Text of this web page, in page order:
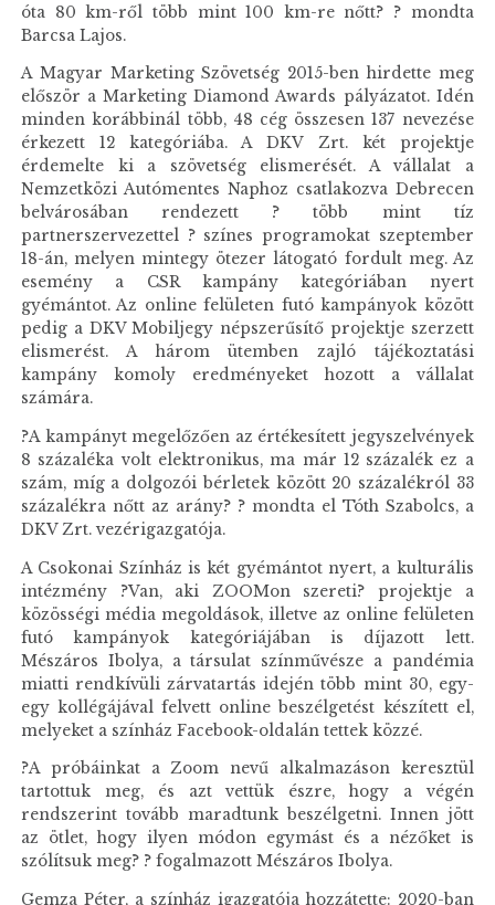
óta 80 km-ről több mint 100 km-re nőtt? ? mondta
Barcsa Lajos.
A Magyar Marketing Szövetség 2015-ben hirdette meg
először a Marketing Diamond Awards pályázatot. Idén
minden korábbinál több, 48 cég összesen 137 nevezése
érkezett 12 kategóriába. A DKV Zrt. két projektje
érdemelte ki a szövetség elismerését. A vállalat a
Nemzetközi Autómentes Naphoz csatlakozva Debrecen
belvárosában rendezett ? több mint tíz
partnerszervezettel ? színes programokat szeptember
18-án, melyen mintegy ötezer látogató fordult meg. Az
esemény a CSR kampány kategóriában nyert
gyémántot. Az online felületen futó kampányok között
pedig a DKV Mobiljegy népszerűsítő projektje szerzett
elismerést. A három ütemben zajló tájékoztatási
kampány komoly eredményeket hozott a vállalat
számára.
?A kampányt megelőzően az értékesített jegyszelvények
8 százaléka volt elektronikus, ma már 12 százalék ez a
szám, míg a dolgozói bérletek között 20 százalékról 33
százalékra nőtt az arány? ? mondta el Tóth Szabolcs, a
DKV Zrt. vezérigazgatója.
A Csokonai Színház is két gyémántot nyert, a kulturális
intézmény ?Van, aki ZOOMon szereti? projektje a
közösségi média megoldások, illetve az online felületen
futó kampányok kategóriájában is díjazott lett.
Mészáros Ibolya, a társulat színművésze a pandémia
miatti rendkívüli zárvatartás idején több mint 30, egy-
egy kollégájával felvett online beszélgetést készített el,
melyeket a színház Facebook-oldalán tettek közzé.
?A próbáinkat a Zoom nevű alkalmazáson keresztül
tartottuk meg, és azt vettük észre, hogy a végén
rendszerint tovább maradtunk beszélgetni. Innen jött
az ötlet, hogy ilyen módon egymást és a nézőket is
szólítsuk meg? ? fogalmazott Mészáros Ibolya.
Gemza Péter, a színház igazgatója hozzátette: 2020-ban